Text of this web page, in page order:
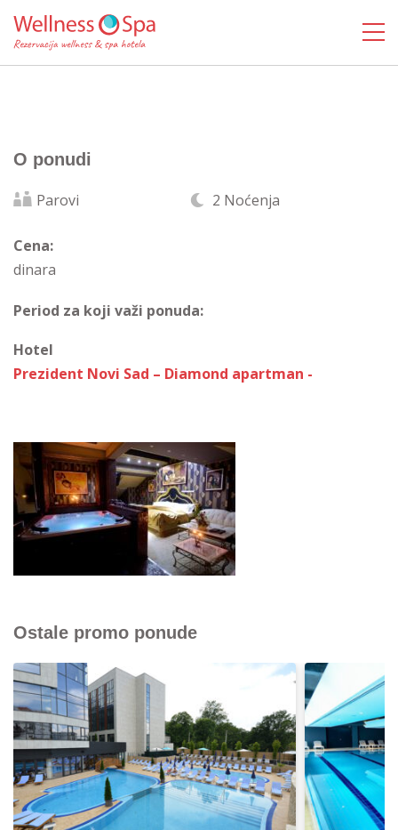
O ponudi
Parovi 2 Noćenja
Cena:
dinara
Period za koji važi ponuda:
Hotel
Prezident Novi Sad – Diamond apartman -
Ostale promo ponude